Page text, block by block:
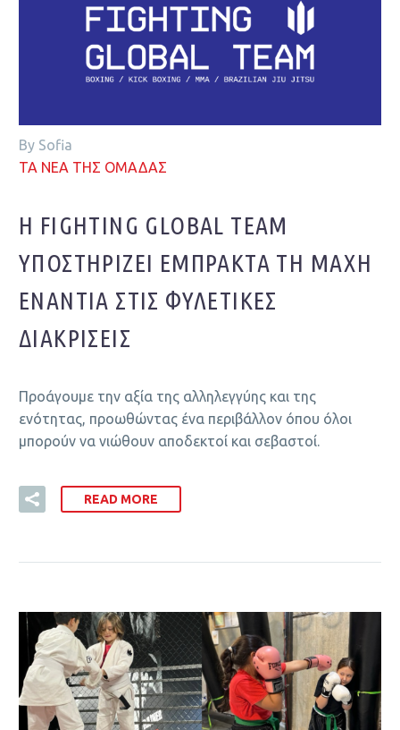
By Sofia
ΤΑ ΝΕΑ ΤΗΣ ΟΜΑΔΑΣ
Η FIGHTING GLOBAL TEAM
ΥΠΟΣΤΗΡΊΖΕΙ ΈΜΠΡΑΚΤΑ ΤΗ ΜΆΧΗ
ΕΝΆΝΤΙΑ ΣΤΙΣ ΦΥΛΕΤΙΚΈΣ
ΔΙΑΚΡΊΣΕΙΣ
Προάγουμε την αξία της αλληλεγγύης και της
ενότητας, προωθώντας ένα περιβάλλον όπου όλοι
μπορούν να νιώθουν αποδεκτοί και σεβαστοί.
READ MORE